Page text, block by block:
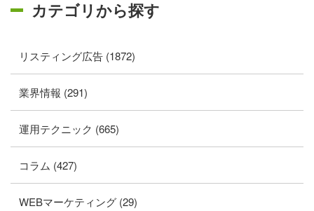
カテゴリから探す
リスティング広告 (1872)
業界情報 (291)
運用テクニック (665)
コラム (427)
WEBマーケティング (29)